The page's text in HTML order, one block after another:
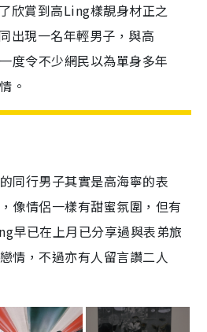
欣賞到高Ling樣靚身材正之
出現一名年輕男子，與高
度令不少網民以為單身多年
。
同行男子其實是高海寧的表
像情侶一樣有甜蜜氛圍，但有
早已在上月已分享過與表弟旅
情，不過亦有人留言讚二人